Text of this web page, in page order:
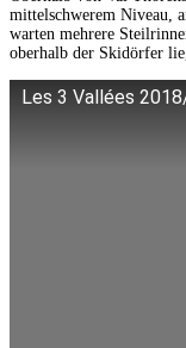
mittelschwerem Niveau,
warten mehrere
oberhalb der Skidörfer
Les 3 Vallées